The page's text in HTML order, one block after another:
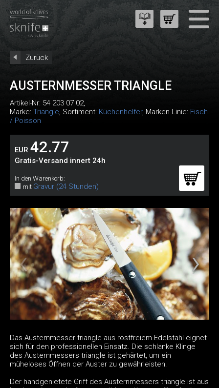
Zurück
AUSTERNMESSER TRIANGLE
Artikel-Nr: 54 203 07 02,
Marke: Triangle, Sortiment: Küchenhelfer, Marken-Linie: Fisch
/ Poisson
EUR 42.77
Gratis-Versand innert 24h
In den Warenkorb:
mit Gravur (24 Stunden)
Das Austernmesser triangle aus rostfreiem Edelstahl eignet
sich für den professionellen Einsatz. Die schlanke Klinge
des Austernmessers triangle ist gehärtet, um ein
müheloses Öffnen der Auster zu gewährleisten.
Der handgenietete Griff des Austernmessers triangle ist aus